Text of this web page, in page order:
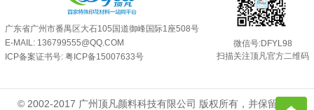
反光粉能用在注塑工艺上吗？ 2025-06-02
反光粉可以混合其他颜料一起使用吗... 2025-05-23
广东省广州市番禺区大石105国道御峰国际1座508号
E-MAIL: 136799555@QQ.COM
ICP备案证书号: 粤ICP备15007633号
微信号:DFYL98
扫描关注顶凡官方二维码
© 2002-2017 广州顶凡颜料科技有限公司 版权所有，并保留所有